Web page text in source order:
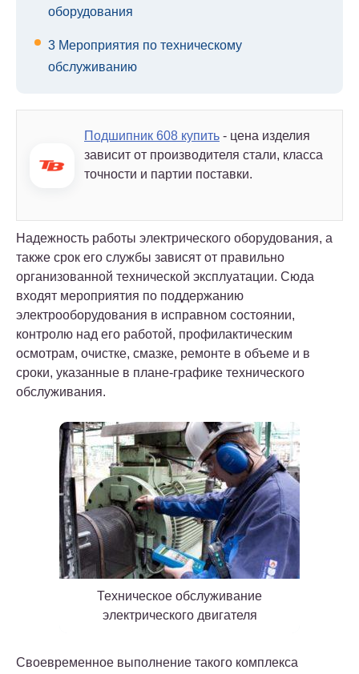
оборудования
3 Мероприятия по техническому
обслуживанию
Подшипник 608 купить - цена изделия
зависит от производителя стали, класса
точности и партии поставки.
Надежность работы электрического оборудования, а
также срок его службы зависят от правильно
организованной технической эксплуатации. Сюда
входят мероприятия по поддержанию
электрооборудования в исправном состоянии,
контролю над его работой, профилактическим
осмотрам, очистке, смазке, ремонте в объеме и в
сроки, указанные в плане-графике технического
обслуживания.
Техническое обслуживание
электрического двигателя
Своевременное выполнение такого комплекса